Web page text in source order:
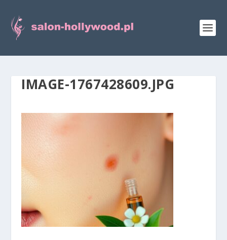
IMAGE-1767428609.JPG